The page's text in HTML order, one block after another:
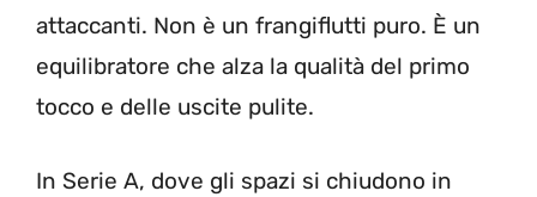
attaccanti. Non è un frangiflutti puro. È un
equilibratore che alza la qualità del primo
tocco e delle uscite pulite.
In Serie A, dove gli spazi si chiudono in